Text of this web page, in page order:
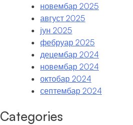
новембар 2025
август 2025
јун 2025
фебруар 2025
децембар 2024
новембар 2024
октобар 2024
септембар 2024
Categories